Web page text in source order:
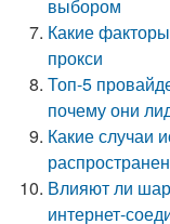
выбором
Какие
прокси
Топ-5
почему они
Какие случаи
Влияют ли
интернет-